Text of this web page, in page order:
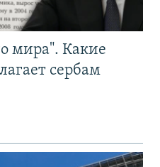
мира". Какие
сербам